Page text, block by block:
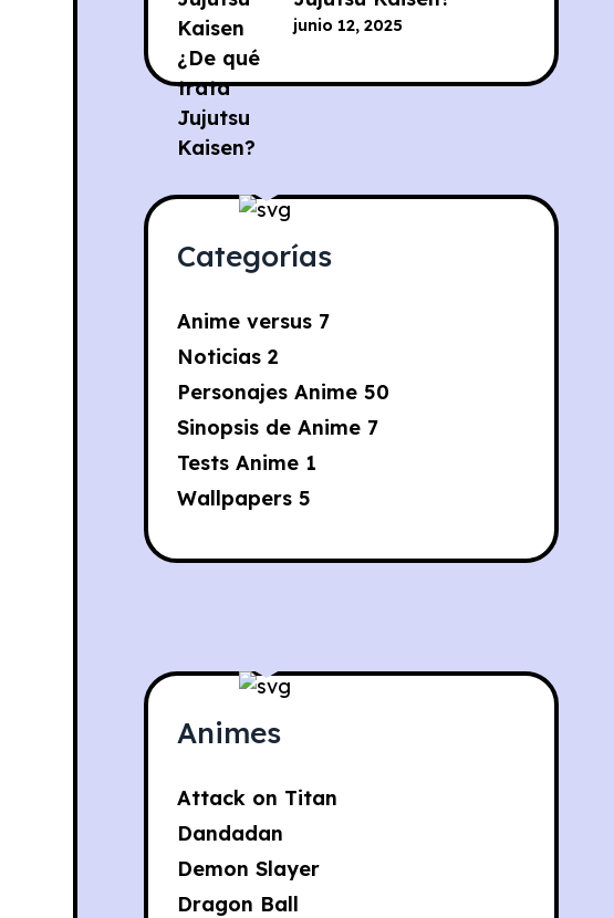
junio 12, 2025
Categorías
Anime versus 7
Noticias 2
Personajes Anime 50
Sinopsis de Anime 7
Tests Anime 1
Wallpapers 5
Animes
Attack on Titan
Dandadan
Demon Slayer
Dragon Ball